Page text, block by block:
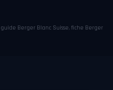
guide Berger Blanc Suisse, fiche Berger